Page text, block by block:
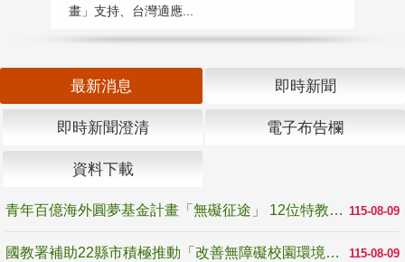
畫」支持、台灣適應...
最新消息 即時新聞
即時新聞澄清 電子布告欄
資料下載
115-08-09
青年百億海外圓夢基金計畫「無礙征途」 12位特教與弱勢青年勇闖西班牙 跨越感官限制見證生命蛻變
115-08-09
國教署補助22縣市積極推動「改善無障礙校園環境計畫」 打造友善、安全、無礙學習空間